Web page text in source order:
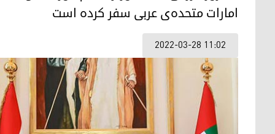
امارات متحده‌ی عربی سفر کرده است
2022-03-28 11:02